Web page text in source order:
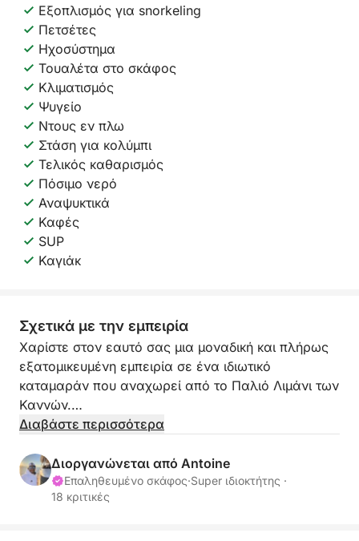
Εξοπλισμός για snorkeling
Πετσέτες
Ηχοσύστημα
Τουαλέτα στο σκάφος
Κλιματισμός
Ψυγείο
Ντους εν πλω
Στάση για κολύμπι
Τελικός καθαρισμός
Πόσιμο νερό
Αναψυκτικά
Καφές
SUP
Καγιάκ
Σχετικά με την εμπειρία
Χαρίστε στον εαυτό σας μια μοναδική και πλήρως
εξατομικευμένη εμπειρία σε ένα ιδιωτικό
καταμαράν που αναχωρεί από το Παλιό Λιμάνι των
Καννών.
σας. Είτε επιθυμείτε να πλεύσετε ήρεμα, να
εξερευνήσετε κρυμμένους όρμους είτε να
απολαύσετε μια εορταστική μέρα στη θάλασσα,
Διαβάστε περισσότερα
Διοργανώνεται από Antoine
Επαληθευμένο σκάφος·Super ιδιοκτήτης ·
18 κριτικές